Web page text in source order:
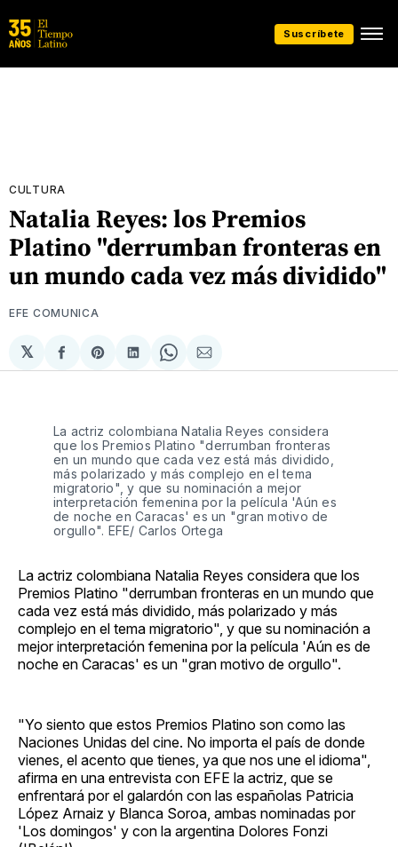
Suscríbete
CULTURA
Natalia Reyes: los Premios
Platino "derrumban fronteras en
un mundo cada vez más dividido"
EFE COMUNICA
𝕏
Compartir
en
Share
on
Compartir
en
Share
on
Compartir
via
La actriz colombiana Natalia Reyes considera
que los Premios Platino "derrumban fronteras
en un mundo que cada vez está más dividido,
más polarizado y más complejo en el tema
migratorio", y que su nominación a mejor
interpretación femenina por la película 'Aún es
de noche en Caracas' es un "gran motivo de
orgullo". EFE/ Carlos Ortega
La actriz colombiana Natalia Reyes considera que los
Premios Platino "derrumban fronteras en un mundo que
cada vez está más dividido, más polarizado y más
complejo en el tema migratorio", y que su nominación a
mejor interpretación femenina por la película 'Aún es de
noche en Caracas' es un "gran motivo de orgullo".
"Yo siento que estos Premios Platino son como las
Naciones Unidas del cine. No importa el país de donde
vienes, el acento que tienes, ya que nos une el idioma",
afirma en una entrevista con EFE la actriz, que se
enfrentará por el galardón con las españolas Patricia
López Arnaiz y Blanca Soroa, ambas nominadas por
'Los domingos' y con la argentina Dolores Fonzi